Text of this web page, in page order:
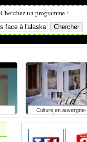
Cherchez un programme :
Culture en auvergne-
rhône-alpes